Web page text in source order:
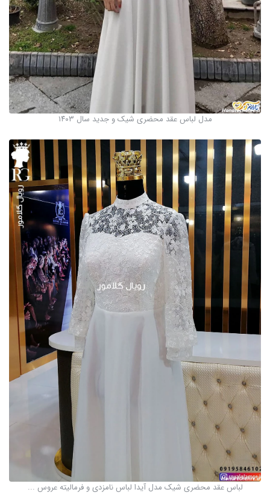
مدل لباس عقد محضری شیک و جدید سال ۱۴۰۳
لباس عقد محضری شیک مدل آیدا لباس نامزدی و فرمالیته عروس ...